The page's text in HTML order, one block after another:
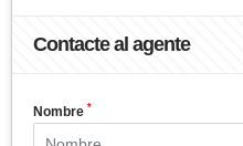
Contacte al agente
Nombre *